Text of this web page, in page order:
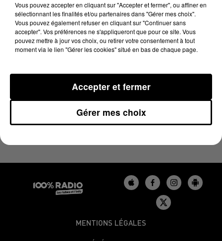
6 mai 2024 - 3 min 6 sec
LE BILLET DE FRED DU 06/05/2024
Les derniers podcasts du billet de Fred sur 100%
MENTIONS LÉGALES
Vous pouvez accepter en cliquant sur "Accepter et fermer", ou affiner en
sélectionnant les finalités et/ou partenaires dans "Gérer mes choix".
Vous pouvez également refuser en cliquant sur "Continuer sans
accepter". Vos préférences ne s'appliqueront que pour ce site. Vous
pouvez mettre à jour vos choix, ou retirer votre consentement à tout
moment via le lien "Gérer les cookies" situé en bas de chaque page.
Gérer mes choix
Accepter et fermer